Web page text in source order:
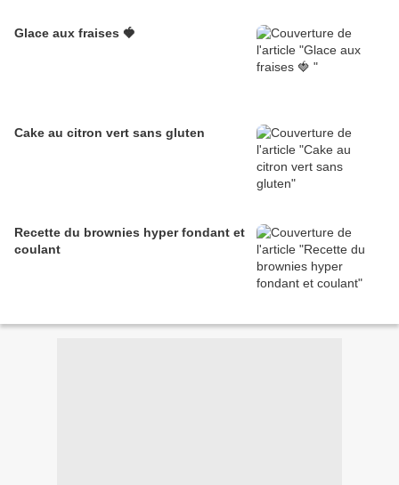
Glace aux fraises 🍓
Cake au citron vert sans gluten
Recette du brownies hyper fondant et
coulant